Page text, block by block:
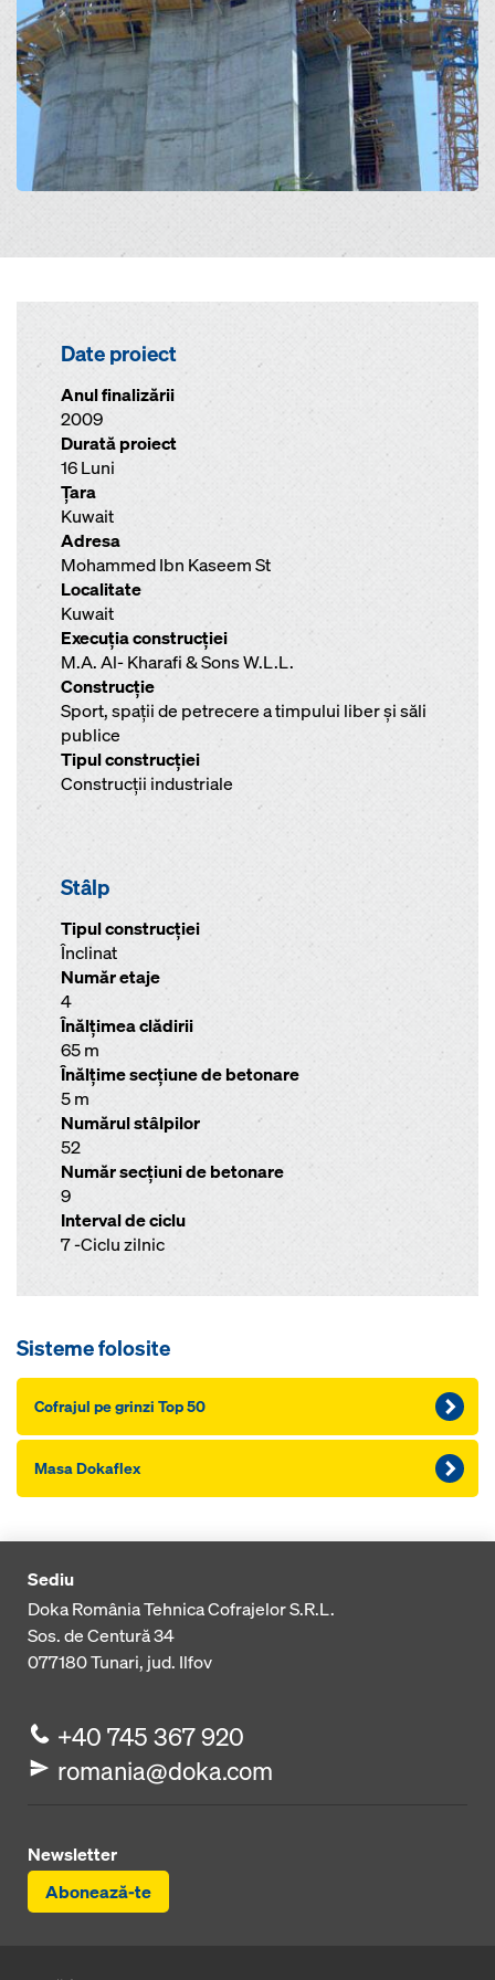
Date proiect
Anul finalizării
2009
Durată proiect
16 Luni
Ţara
Kuwait
Adresa
Mohammed Ibn Kaseem St
Localitate
Kuwait
Execuţia construcţiei
M.A. Al- Kharafi & Sons W.L.L.
Construcţie
Sport, spaţii de petrecere a timpului liber şi săli
publice
Tipul construcţiei
Construcţii industriale
Stâlp
Tipul construcției
Înclinat
Număr etaje
4
Înălţimea clădirii
65 m
Înălţime secţiune de betonare
5 m
Numărul stâlpilor
52
Număr secţiuni de betonare
9
Interval de ciclu
7 -Ciclu zilnic
Sisteme folosite
Cofrajul pe grinzi Top 50
Masa Dokaflex
Sediu
Doka România Tehnica Cofrajelor S.R.L.
Sos. de Centură 34
077180Tunari, jud. Ilfov
+40 745 367 920
romania@doka.com
Newsletter
Abonează-te